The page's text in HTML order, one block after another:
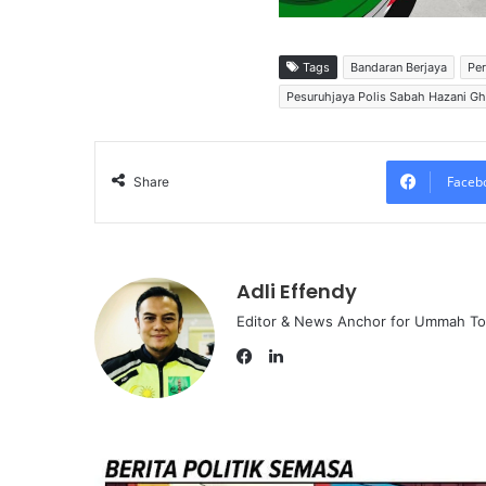
Tags Bandaran Berjaya
Pesuruhjaya Polis Sabah Hazani
Share
Adli Effendy
Editor & News Anchor for Ummah
e
L
e